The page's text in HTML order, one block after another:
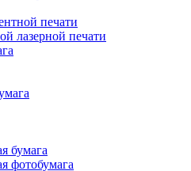
печати
лазерной печати
бумага
фотобумага